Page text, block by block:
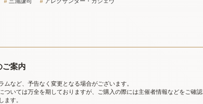
ご案内
ムなど、予告なく変更となる場合がございます。
ついては万全を期しておりますが、ご購入の際には主催者情報などをご確認
ます。